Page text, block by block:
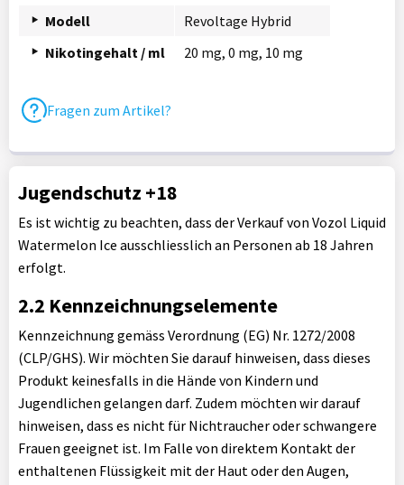
Modell
Revoltage Hybrid
Nikotingehalt / ml
20 mg, 0 mg, 10 mg
Fragen zum Artikel?
Jugendschutz +18
Es ist wichtig zu beachten, dass der Verkauf von Vozol Liquid
Watermelon Ice ausschliesslich an Personen ab 18 Jahren
erfolgt.
2.2 Kennzeichnungselemente
Kennzeichnung gemäss Verordnung (EG) Nr. 1272/2008
(CLP/GHS). Wir möchten Sie darauf hinweisen, dass dieses
Produkt keinesfalls in die Hände von Kindern und
Jugendlichen gelangen darf. Zudem möchten wir darauf
hinweisen, dass es nicht für Nichtraucher oder schwangere
Frauen geeignet ist. Im Falle von direktem Kontakt der
enthaltenen Flüssigkeit mit der Haut oder den Augen,